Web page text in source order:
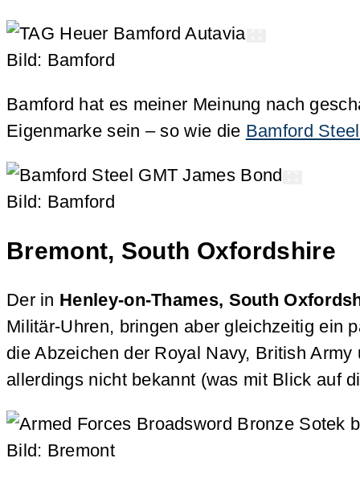
Bild: Bamford
Bamford hat es meiner Meinung nach
Eigenmarke sein – so wie die Bamford
Bild: Bamford
Bremont, South Oxfordshire
Der in Henley-on-Thames, South
Militär-Uhren, bringen aber gleichzeitig ein
die Abzeichen der Royal Navy, British
allerdings nicht bekannt (was mit Blick auf
Bild: Bremont